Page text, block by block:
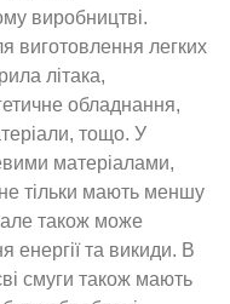
виробництві.
виготовлення легких
літака,
обладнання,
тощо. У
матеріалами,
тільки мають меншу
але також може
та викиди. В
смуги також мають